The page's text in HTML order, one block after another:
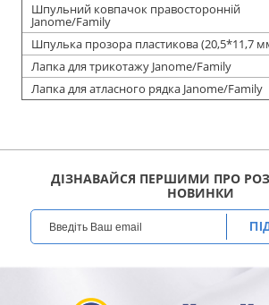
Шпульний ковпачок правосторонній
Janome/Family
Шпулька прозора пластикова (20,5*11,7
Лапка для трикотажу Janome/Family
Лапка для атласного рядка Janome/Family
ДІЗНАВАЙСЯ ПЕРШИМИ ПРО
НОВИНКИ